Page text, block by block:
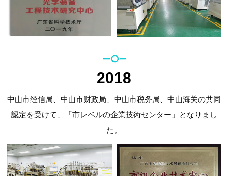
2018
中山市经信局、中山市财政局、中山市税务局、中山海关の共同
認定を受けて、「市レベルの企業技術センター」となりまし
た。